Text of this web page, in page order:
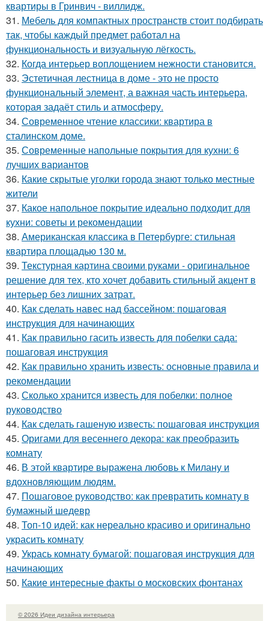
квартиры в Гринвич - виллидж.
31. Мебель для компактных пространств стоит подбирать
так, чтобы каждый предмет работал на
функциональность и визуальную лёгкость.
32. Когда интерьер воплощением нежности становится.
33. Эстетичная лестница в доме - это не просто
функциональный элемент, а важная часть интерьера,
которая задаёт стиль и атмосферу.
34. Современное чтение классики: квартира в
сталинском доме.
35. Современные напольные покрытия для кухни: 6
лучших вариантов
36. Какие скрытые уголки города знают только местные
жители
37. Какое напольное покрытие идеально подходит для
кухни: советы и рекомендации
38. Американская классика в Петербурге: стильная
квартира площадью 130 м.
39. Текстурная картина своими руками - оригинальное
решение для тех, кто хочет добавить стильный акцент в
интерьер без лишних затрат.
40. Как сделать навес над бассейном: пошаговая
инструкция для начинающих
41. Как правильно гасить известь для побелки сада:
пошаговая инструкция
42. Как правильно хранить известь: основные правила и
рекомендации
43. Сколько хранится известь для побелки: полное
руководство
44. Как сделать гашеную известь: пошаговая инструкция
45. Оригами для весеннего декора: как преобразить
комнату
46. В этой квартире выражена любовь к Милану и
вдохновляющим людям.
47. Пошаговое руководство: как превратить комнату в
бумажный шедевр
48. Топ-10 идей: как нереально красиво и оригинально
украсить комнату
49. Укрась комнату бумагой: пошаговая инструкция для
начинающих
50. Какие интересные факты о московских фонтанах
© 2026 Идеи дизайна интерьера